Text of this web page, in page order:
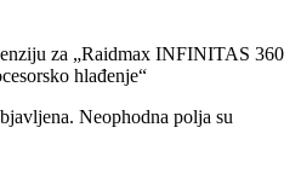
za „Raidmax INFINITAS 360
hlađenje“
Neophodna polja su